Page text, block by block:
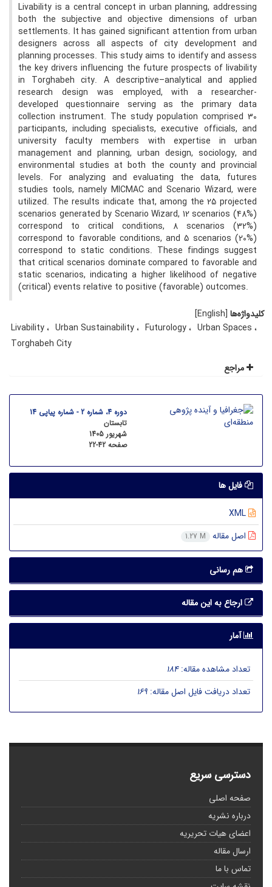
Livability is a central concept in urban planning, addressing
both the subjective and objective dimensions of urban
settlements. It has gained significant attention from urban
designers across all aspects of city development and
planning processes. This study aims to identify and assess
the key drivers influencing the future prospects of livability
in Torghabeh city. A descriptive–analytical and applied
research design was employed, with a researcher-
developed questionnaire serving as the primary data
collection instrument. The study population comprised 30
participants, including specialists, executive officials, and
university faculty members with expertise in urban
management and planning, urban design, sociology, and
environmental studies at both the county and provincial
levels. For analyzing and evaluating the data, futures
studies tools, namely MICMAC and Scenario Wizard, were
utilized. The results indicate that, among the 25 projected
scenarios generated by Scenario Wizard, 12 scenarios (48%)
correspond to critical conditions, 8 scenarios (32%)
correspond to favorable conditions, and 5 scenarios (20%)
correspond to static conditions. These findings suggest
that critical scenarios dominate compared to favorable and
static scenarios, indicating a higher likelihood of negative
(critical) events relative to positive (favorable) outcomes.
کلیدواژه‌ها [English]
Livability
Urban Sustainability Futurology
Urban Spaces
Torghabeh City
مراجع
دوره 4، شماره 2 - شماره پیاپی 14
تابستان
شهریور 1405
صفحه 22-42
فایل ها
اصل مقاله
1.27 M
هم رسانی
ارجاع به این مقاله
آمار
تعداد مشاهده مقاله:184
تعداد دریافت فایل اصل مقاله: 169
دسترسی سریع
صفحه اصلی
درباره نشریه
اعضای هیات تحریریه
ارسال مقاله
تماس با ما